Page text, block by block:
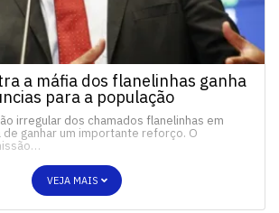
a máfia dos flanelinhas ganha
para a população
irregular dos chamados flanelinhas em
de ganhar um importante reforço. O
VEJA MAIS